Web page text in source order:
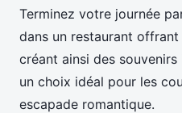
Terminez votre journée
dans un restaurant
créant ainsi des
un choix idéal pour les
escapade romantique.